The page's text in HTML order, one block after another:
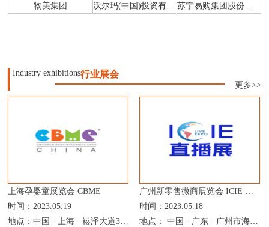
物美集团 沃尔玛(中国)投资有限公司
Industry exhibitions行业展会
更多>>
上海孕婴童展览会 CBME
时间：2023.05.19
地点：中国 - 上海 - 崧泽大道333号 - 上海国家会展中心
广州新零售微商展览会 ICIE 中国网红直播电商交易展览会
时间：2023.05.18
地点： 中国 - 广东 - 广州市海珠区新港东路1000号 - 广州保利世贸博览馆